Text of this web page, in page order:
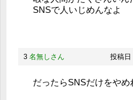
SNSで人いじめんなよ
3 名無しさん 投稿
だったらSNSだけをや